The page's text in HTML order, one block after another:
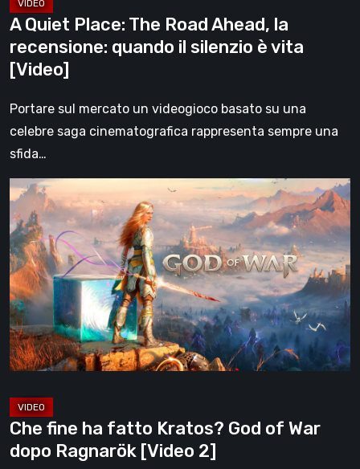
silenzio
è
vita
[Video]
A Quiet Place: The Road Ahead, la
recensione: quando il silenzio è vita
[Video]
Portare sul mercato un videogioco basato su una
celebre saga cinematografica rappresenta sempre una
sfida…
Che
fine
ha
fatto
Kratos?
God
of
War
dopo
[Video
2]
Che fine ha fatto Kratos? God of War
dopo Ragnarök [Video 2]